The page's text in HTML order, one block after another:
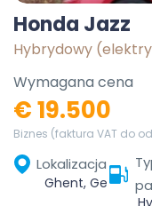
Honda Jazz
Hybrydowy
Wymagana cena
€ 19.500
Biznes (faktura VAT do
Lokalizacja
Ghent, Gent, East Flanders, Flanders, Belgium